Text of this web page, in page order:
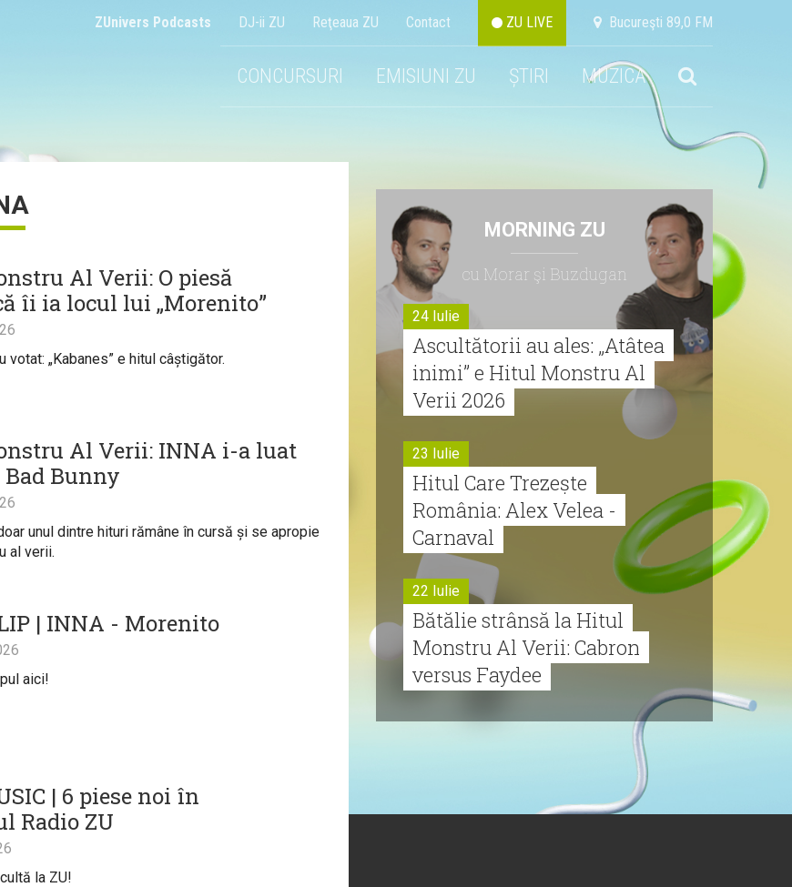
ZUnivers Podcasts DJ-ii ZU Reţeaua ZU Contact ZU LIVE Bucureşti 89,0 FM
CONCURSURI EMISIUNI ZU ȘTIRI MUZICA
Al Verii: O piesă
îi ia locul lui „Morenito”
votat: „Kabanes” e hitul câștigător.
Al Verii: INNA i-a luat
Bunny
unul dintre hituri rămâne în cursă și se apropie
al verii.
| INNA - Morenito
aici!
| 6 piese noi în
Radio ZU
la ZU!
MORNING ZU
cu Morar şi Buzdugan
24 Iulie
Ascultătorii au ales: „Atâtea
inimi” e Hitul Monstru Al
Verii 2026
23 Iulie
Hitul Care Trezește
România: Alex Velea -
Carnaval
22 Iulie
Bătălie strânsă la Hitul
Monstru Al Verii: Cabron
versus Faydee
Monstru al Verii